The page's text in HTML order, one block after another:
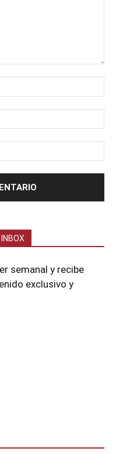
semanal y recibe
exclusivo y